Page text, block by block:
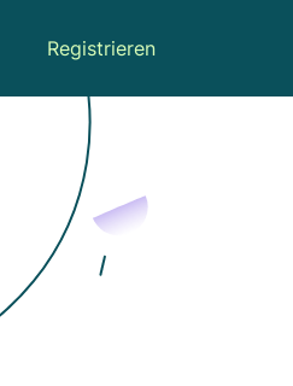
Registrieren